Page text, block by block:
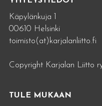
Käpylänkuja 1
00610 Helsinki
toimisto(at)karjalanliitto.fi
Copyright Karjalan Liitto
TULE MUKAAN